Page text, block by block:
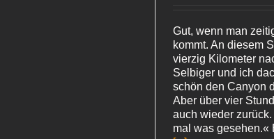
Gut, wenn man
kommt. An diesem
vierzig Kilometer
Selbiger und ich
schön den Canyon
Aber über vier
auch wieder
mal was gesehen.«